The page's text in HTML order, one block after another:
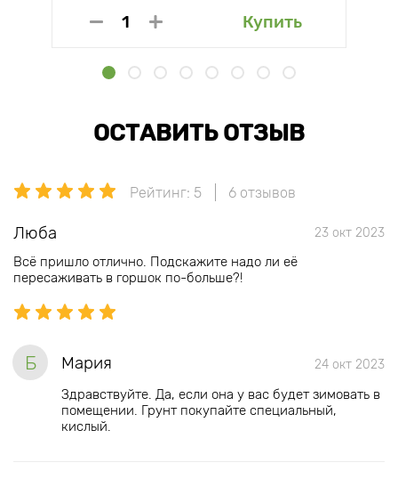
Купить
ОСТАВИТЬ ОТЗЫВ
Рейтинг: 5 6 отзывов
Люба 23 окт 2023
Всё пришло отлично. Подскажите надо ли её
пересаживать в горшок по-больше?!
Б Мария 24 окт 2023
Здравствуйте. Да, если она у вас будет зимовать в
помещении. Грунт покупайте специальный,
кислый.